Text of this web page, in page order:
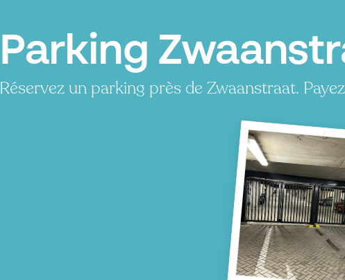
Parking
Réservez un parking près de Zwaanstraat.